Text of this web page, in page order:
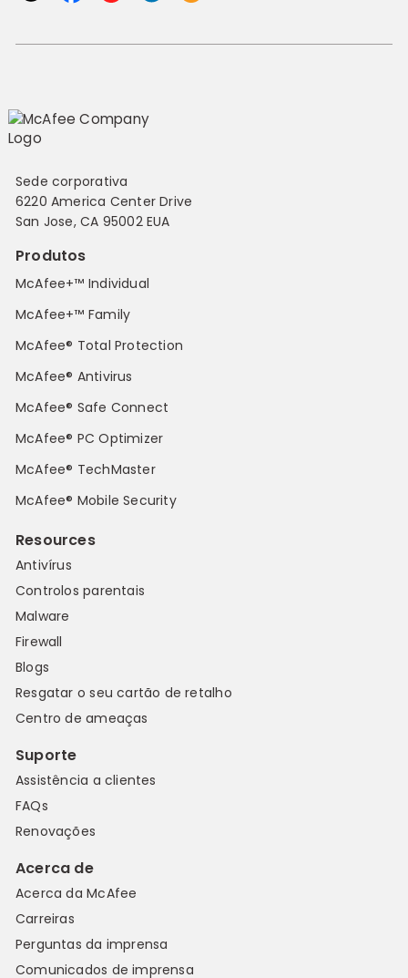
Sede corporativa
6220 America Center Drive
San Jose, CA 95002 EUA
Produtos
McAfee+™ Individual
McAfee+™ Family
McAfee® Total Protection
McAfee® Antivirus
McAfee® Safe Connect
McAfee® PC Optimizer
McAfee® TechMaster
McAfee® Mobile Security
Resources
Antivírus
Controlos parentais
Malware
Firewall
Blogs
Resgatar o seu cartão de retalho
Centro de ameaças
Suporte
Assistência a clientes
FAQs
Renovações
Acerca de
Acerca da McAfee
Carreiras
Perguntas da imprensa
Comunicados de imprensa